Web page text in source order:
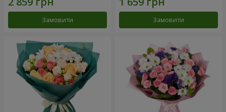
Замовити Замовити